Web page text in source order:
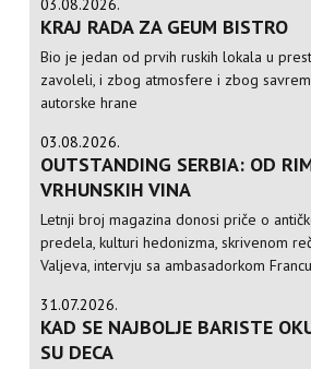
03.08.2026.
KRAJ RADA ZA GEUM BISTRO
Bio je jedan od prvih ruskih lokala u
zavoleli, i zbog atmosfere i zbog
autorske hrane
03.08.2026.
OUTSTANDING SERBIA: OD
VRHUNSKIH VINA
Letnji broj magazina donosi priče o
predela, kulturi hedonizma, skrivenom
Valjeva, intervju sa ambasadorkom
31.07.2026.
KAD SE NAJBOLJE BARISTE
SU DECA